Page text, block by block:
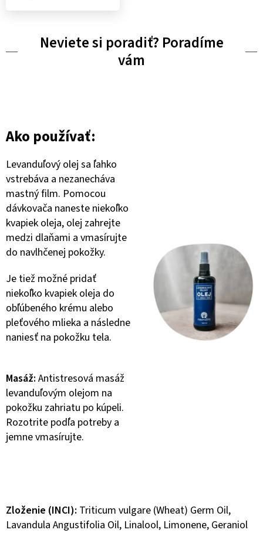
Neviete si poradiť? Poradíme
vám
Ako používať:
Levanduľový olej sa ľahko
vstrebáva a nezanecháva
mastný film. Pomocou
dávkovača naneste niekoľko
kvapiek oleja, olej zahrejte
medzi dlaňami a vmasírujte
do navlhčenej pokožky.
Je tiež možné pridať
niekoľko kvapiek oleja do
obľúbeného krému alebo
pleťového mlieka a následne
naniesť na pokožku tela.
Masáž: Antistresová masáž
levanduľovým olejom na
pokožku zahriatu po kúpeli.
Rozotrite podľa potreby a
jemne vmasírujte.
Zloženie (INCI): Triticum vulgare (Wheat) Germ Oil,
Lavandula Angustifolia Oil, Linalool, Limonene, Geraniol